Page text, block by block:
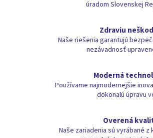
úradom Slovenskej
Zdraviu
Naše riešenia garantujú
nezávadnosť
Moderná
Používame najmodernejšie
dokonalú úpravu
Overená
Naše zariadenia sú vyrábané